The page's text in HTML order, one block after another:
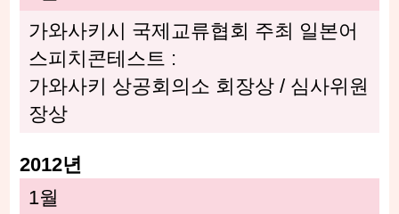
가와사키시 국제교류협회 주최 일본어
스피치콘테스트 :
가와사키 상공회의소 회장상 / 심사위원
장상
2012년
1월